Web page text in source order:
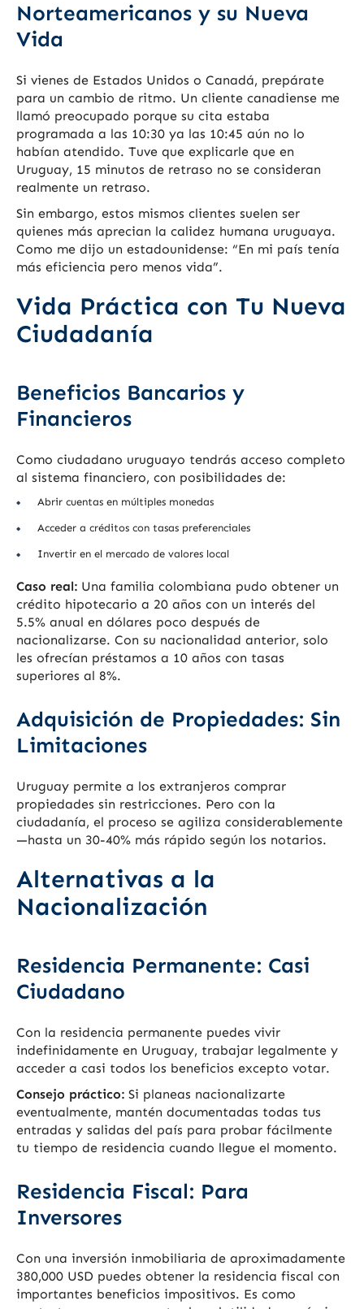
Norteamericanos y su Nueva
Vida
Si vienes de Estados Unidos o Canadá, prepárate
para un cambio de ritmo. Un cliente canadiense me
llamó preocupado porque su cita estaba
programada a las 10:30 ya las 10:45 aún no lo
habían atendido. Tuve que explicarle que en
Uruguay, 15 minutos de retraso no se consideran
realmente un retraso.
Sin embargo, estos mismos clientes suelen ser
quienes más aprecian la calidez humana uruguaya.
Como me dijo un estadounidense: “En mi país tenía
más eficiencia pero menos vida”.
Vida Práctica con Tu Nueva
Ciudadanía
Beneficios Bancarios y
Financieros
Como ciudadano uruguayo tendrás acceso completo
al sistema financiero, con posibilidades de:
Abrir cuentas en múltiples monedas
Acceder a créditos con tasas preferenciales
Invertir en el mercado de valores local
Caso real: Una familia colombiana pudo obtener un
crédito hipotecario a 20 años con un interés del
5.5% anual en dólares poco después de
nacionalizarse. Con su nacionalidad anterior, solo
les ofrecían préstamos a 10 años con tasas
superiores al 8%.
Adquisición de Propiedades: Sin
Limitaciones
Uruguay permite a los extranjeros comprar
propiedades sin restricciones. Pero con la
ciudadanía, el proceso se agiliza considerablemente
—hasta un 30-40% más rápido según los notarios.
Alternativas a la
Nacionalización
Residencia Permanente: Casi
Ciudadano
Con la residencia permanente puedes vivir
indefinidamente en Uruguay, trabajar legalmente y
acceder a casi todos los beneficios excepto votar.
Consejo práctico: Si planeas nacionalizarte
eventualmente, mantén documentadas todas tus
entradas y salidas del país para probar fácilmente
tu tiempo de residencia cuando llegue el momento.
Residencia Fiscal: Para
Inversores
Con una inversión inmobiliaria de aproximadamente
380,000 USD puedes obtener la residencia fiscal con
importantes beneficios impositivos. Es como